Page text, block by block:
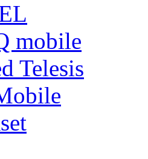
mobile
Telesis